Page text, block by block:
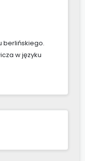
berlińskiego.
w języku